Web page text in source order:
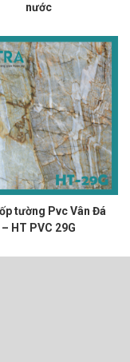
nước
tường Pvc Vân Đá
– HT PVC 29G